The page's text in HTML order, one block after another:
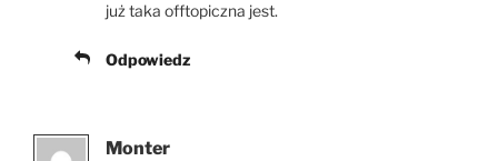
już taka offtopiczna jest.
Odpowiedz
Monter